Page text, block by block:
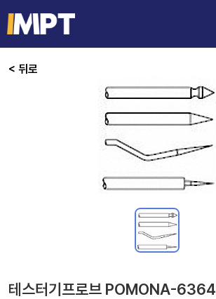
< 뒤로
테스터기프로브 POMONA-6364